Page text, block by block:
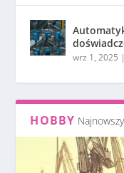
wrz 1, 2025
HOBBY Najnowszy